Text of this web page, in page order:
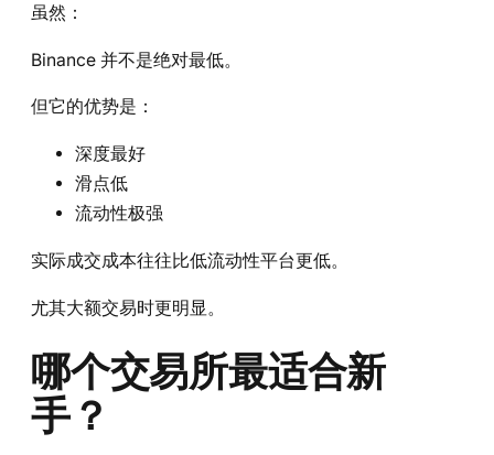
虽然：
Binance 并不是绝对最低。
但它的优势是：
深度最好
滑点低
流动性极强
实际成交成本往往比低流动性平台更低。
尤其大额交易时更明显。
哪个交易所最适合新
手？